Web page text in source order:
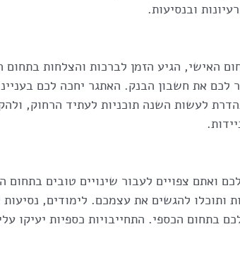
ובנסיעות.
האישי, הגיע הזמן לברכות והצלחות
לכם את חשבון הבנק. האתגר יחכה לכם
לעשות השנה תוכניות לעתיד הרחוק,
ואתם צפויים לעבור שינויים טובים בתחום
ותוכלו להגשים את עצמכם. לימודים,
בתחום הכספי. התחייבויות כספיות יעיקו